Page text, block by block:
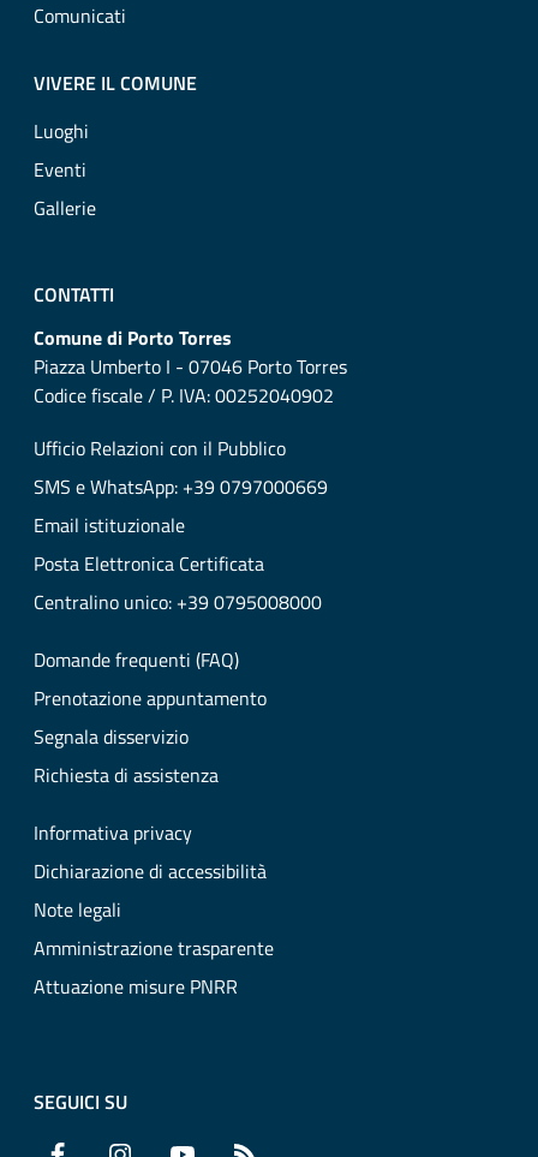
Comunicati
VIVERE IL COMUNE
Luoghi
Eventi
Gallerie
CONTATTI
Comune di Porto Torres
Piazza Umberto I - 07046 Porto Torres
Codice fiscale / P. IVA: 00252040902
Ufficio Relazioni con il Pubblico
SMS e WhatsApp: +39 0797000669
Email istituzionale
Posta Elettronica Certificata
Centralino unico: +39 0795008000
Domande frequenti (FAQ)
Prenotazione appuntamento
Segnala disservizio
Richiesta di assistenza
Informativa privacy
Dichiarazione di accessibilità
Note legali
Amministrazione trasparente
Attuazione misure PNRR
SEGUICI SU